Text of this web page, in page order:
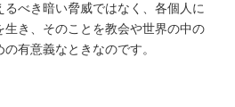
べき暗い脅威ではなく、各個人に
き、そのことを教会や世界の中の
有意義なときなのです。